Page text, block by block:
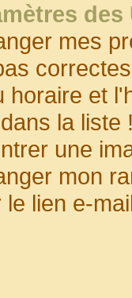
mes
horaire et
la liste
une
mon
lien e-